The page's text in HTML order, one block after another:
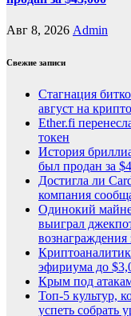
Авг 8, 2026 Admin
Свежие записи
Стагнация
август на
Ether.fi
токен
История
был продан за
Достигла ли
компания
Одинокий
выиграл
вознаграждения
эфириума до
Крым под
Топ-5 культур,
успеть собрать